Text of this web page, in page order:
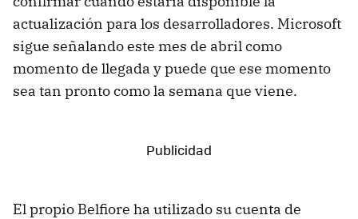
actualización para los desarrolladores. Microsoft
sigue señalando este mes de abril como
momento de llegada y puede que ese momento
sea tan pronto como la semana que viene.
El propio Belfiore ha utilizado su cuenta de